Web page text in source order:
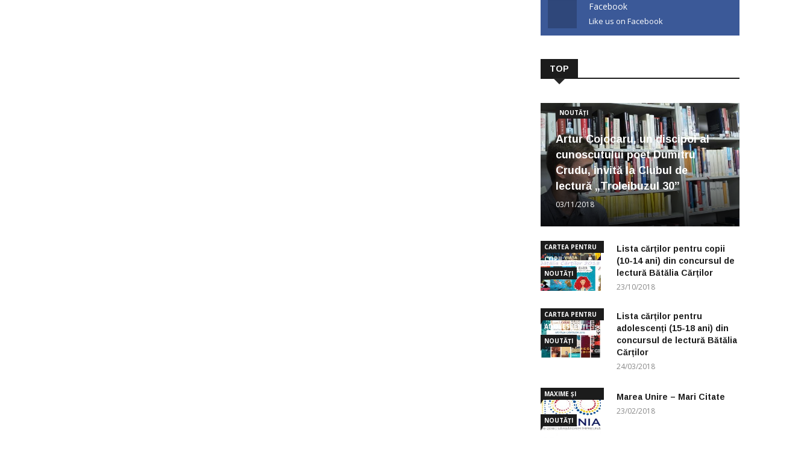
Facebook
Like us on Facebook
TOP
NOUTĂȚI
Artur Cojocaru, un discipol al
cunoscutului poet Dumitru
Crudu, invită la Clubul de
lectură „Troleibuzul 30”
03/11/2018
CARTEA PENTRU
COPII
NOUTĂȚI
Lista cărților pentru copii
(10-14 ani) din concursul de
lectură Bătălia Cărților
23/10/2018
CARTEA PENTRU
ADOLESCENȚI
NOUTĂȚI
Lista cărților pentru
adolescenți (15-18 ani) din
concursul de lectură Bătălia
Cărților
24/03/2018
MAXIME ȘI
CUGETĂRI
NOUTĂȚI
Marea Unire – Mari Citate
23/02/2018